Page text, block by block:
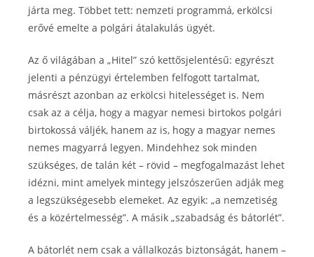
járta meg. Többet tett: nemzeti programmá, erkölcsi
erővé emelte a polgári átalakulás ügyét.
Az ő világában a „Hitel” szó kettősjelentésű: egyrészt
jelenti a pénzügyi értelemben felfogott tartalmat,
másrészt azonban az erkölcsi hitelességet is. Nem
csak az a célja, hogy a magyar nemesi birtokos polgári
birtokossá váljék, hanem az is, hogy a magyar nemes
nemes magyarrá legyen. Mindehhez sok minden
szükséges, de talán két – rövid – megfogalmazást lehet
idézni, mint amelyek mintegy jelszószerűen adják meg
a legszükségesebb elemeket. Az egyik: „a nemzetiség
és a közértelmesség”. A másik „szabadság és bátorlét”.
A bátorlét nem csak a vállalkozás biztonságát, hanem –